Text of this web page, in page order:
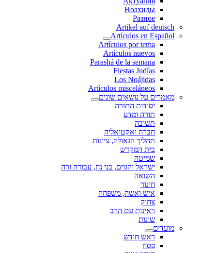
Ноахиды
Разное
Artikel auf deutsch
Artículos en Español
Artículos por tema
Artículos nuevos
Parashá de la semana
Fiestas Judías
Los Noájidas
Artículos misceláneos
מאמרים על נושאים שונים
יסודות התורה
תורה ומדע
תשובה
חברה ואקטואליה
תהליך הגאולה, ציונות
בית המקדש
שמיטה
ישראל והגוים, בני נח, עבודה זרה
השואה
חינוך
איש ואשה, משפחה
צחוק
ראינות עם הרב
שונות
מועדים
ראש חודש
פסח